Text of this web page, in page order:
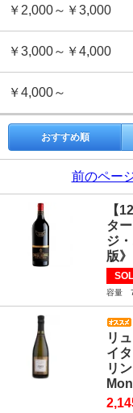
￥2,000～￥3,000
￥3,000～￥4,000
￥4,000～
おすすめ順
前のペー
【
タ
ジ
版
容量
リ
イ
リ